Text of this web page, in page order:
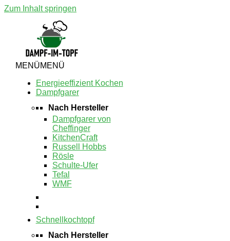
Zum Inhalt springen
MENÜMENÜ
Energieeffizient Kochen
Dampfgarer
Nach Hersteller
Dampfgarer von
Cheffinger
KitchenCraft
Russell Hobbs
Rösle
Schulte-Ufer
Tefal
WMF
Schnellkochtopf
Nach Hersteller